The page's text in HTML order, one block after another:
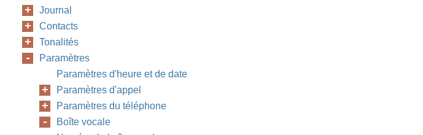
Journal
Contacts
Tonalités
Paramètres
Paramètres d'heure et de date
Paramètres d'appel
Paramètres du téléphone
Boîte vocale